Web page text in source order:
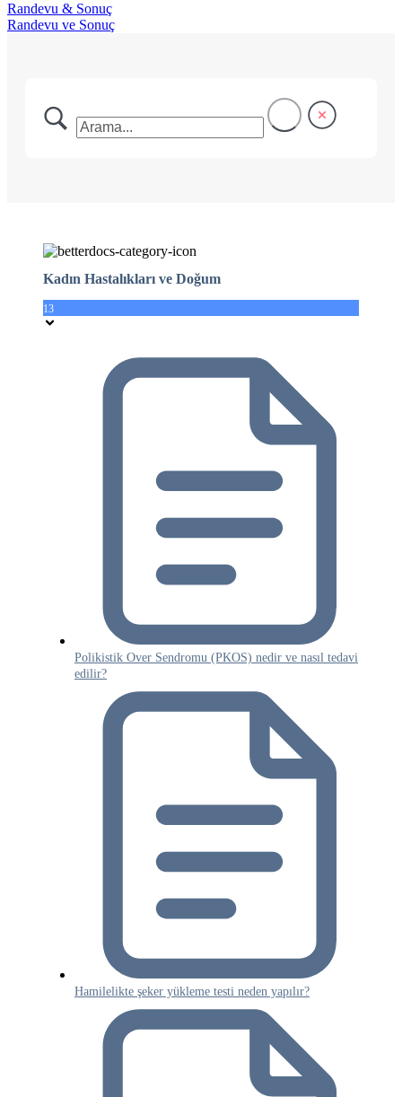
Randevu & Sonuç
Randevu ve Sonuç
Kadın Hastalıkları ve Doğum
13
Polikistik Over Sendromu (PKOS) nedir ve nasıl tedavi
edilir?
Hamilelikte şeker yükleme testi neden yapılır?